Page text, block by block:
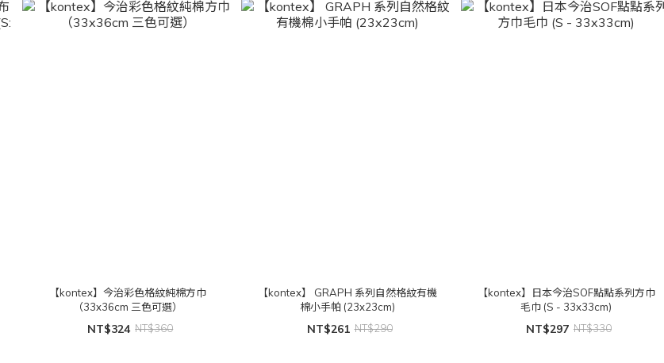
【kontex】今治彩色格紋純棉方巾
（33x36cm 三色可選）
NT$324 NT$360
【kontex】 GRAPH 系列自然格紋有機
棉小手帕 (23x23cm)
NT$261 NT$290
【kontex】日本今治SOF點點系列方巾
毛巾 (S - 33x33cm)
NT$297 NT$330